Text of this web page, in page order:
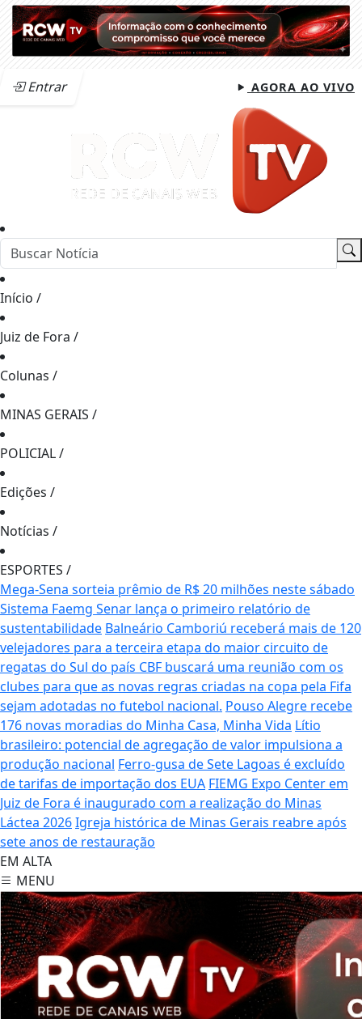
Entrar AGORA AO VIVO
Início /
Juiz de Fora /
Colunas /
MINAS GERAIS /
POLICIAL/
Edições /
Notícias /
ESPORTES /
Mega-Sena sorteia prêmio de R$ 20 milhões neste sábado
Sistema Faemg Senar lança o primeiro relatório de
sustentabilidade Balneário Camboriú receberá mais de 120
velejadores para a terceira etapa do maior circuito de
regatas do Sul do país CBF buscará uma reunião com os
clubes para que as novas regras criadas na copa pela Fifa
sejam adotadas no futebol nacional. Pouso Alegre recebe
176 novas moradias do Minha Casa, Minha Vida Lítio
brasileiro: potencial de agregação de valor impulsiona a
produção nacional Ferro-gusa de Sete Lagoas é excluído
de tarifas de importação dos EUA FIEMG Expo Center em
Juiz de Fora é inaugurado com a realização do Minas
Láctea 2026Igreja histórica de Minas Gerais reabre após
sete anos de restauração
EM ALTA
MENU